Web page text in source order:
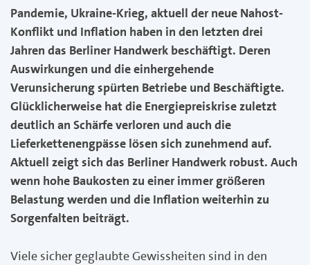
Pandemie, Ukraine-Krieg, aktuell der neue Nahost-
Konflikt und Inflation haben in den letzten drei
Jahren das Berliner Handwerk beschäftigt. Deren
Auswirkungen und die einhergehende
Verunsicherung spürten Betriebe und Beschäftigte.
Glücklicherweise hat die Energiepreiskrise zuletzt
deutlich an Schärfe verloren und auch die
Lieferkettenengpässe lösen sich zunehmend auf.
Aktuell zeigt sich das Berliner Handwerk robust. Auch
wenn hohe Baukosten zu einer immer größeren
Belastung werden und die Inflation weiterhin zu
Sorgenfalten beiträgt.
Viele sicher geglaubte Gewissheiten sind in den